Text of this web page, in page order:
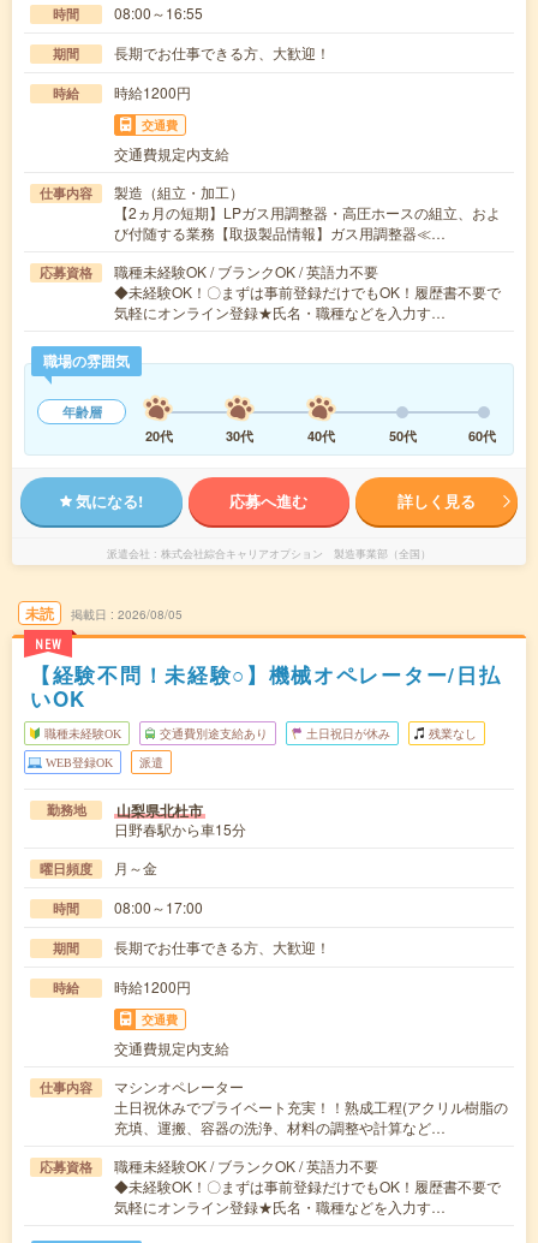
時間 08:00～16:55
期間 長期でお仕事できる方、大歓迎！
時給 時給1200円
交通費
交通費規定内支給
仕事内容
製造（組立・加工）
【2ヵ月の短期】LPガス用調整器・高圧ホースの組立、およ
び付随する業務【取扱製品情報】ガス用調整器≪…
応募資格
職種未経験OK / ブランクOK / 英語力不要
◆未経験OK！〇まずは事前登録だけでもOK！履歴書不要で
気軽にオンライン登録★氏名・職種などを入力す…
職場の雰囲気
年齢層
20代
30代 40代 50代 60代
気になる! 応募へ進む 詳しく見る
派遣会社 株式会社綜合キャリアオプション 製造事業部（全国）
未読
NEW
掲載日 2026/08/05
【経験不問！未経験○】機械オペレーター/日払
いOK
職種未経験OK 交通費別途支給あり 土日祝日が休み 残業なし
WEB登録OK 派遣
勤務地 山梨県北杜市
日野春駅から車15分
曜日頻度 月～金
時間 08:00～17:00
期間 長期でお仕事できる方、大歓迎！
時給 時給1200円
交通費
交通費規定内支給
仕事内容
マシンオペレーター
土日祝休みでプライベート充実！！熟成工程(アクリル樹脂の
充填、運搬、容器の洗浄、材料の調整や計算など…
応募資格
職種未経験OK / ブランクOK / 英語力不要
◆未経験OK！〇まずは事前登録だけでもOK！履歴書不要で
気軽にオンライン登録★氏名・職種などを入力す…